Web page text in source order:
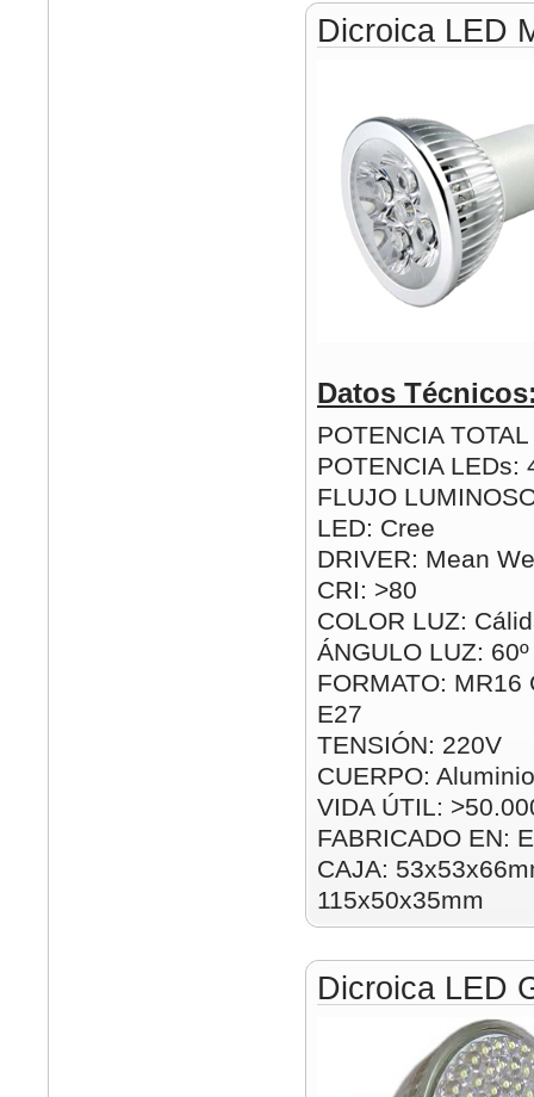
Dicroica LED
Datos
POTENCIA
POTENCIA LEDs:
FLUJO
LED: Cree
DRIVER: Mean
CRI: >80
COLOR LUZ:
ÁNGULO LUZ: 60º
FORMATO: MR16
E27
TENSIÓN: 220V
CUERPO: Aluminio
VIDA ÚTIL:
FABRICADO EN:
CAJA:
115x50x35mm
Dicroica LED